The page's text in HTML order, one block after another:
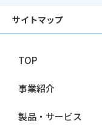
サイトマップ
TOP
事業紹介
製品・サービス